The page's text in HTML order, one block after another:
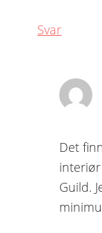
Svar
Det
Guild.